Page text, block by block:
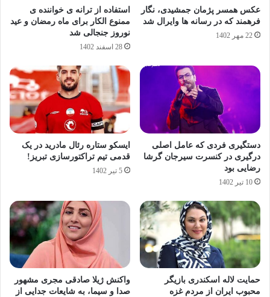
عکس همسر پژمان جمشیدی، نگار
فرهمند که در رسانه ها وایرال شد
22 مهر 1402
استفاده از ترانه ی خواننده ی
ممنوع‌ الکار برای ماه رمضان و عید
نوروز جنجالی شد
28 اسفند 1402
دستگیری فردی که عامل اصلی
درگیری در کنسرت سیرجان گرشا
رضایی بود
10 تیر 1402
ایسکو ستاره رئال مادرید در یک
قدمی تیم تراکتورسازی تبریز!
5 تیر 1402
حمایت لاله اسکندری بازیگر
محبوب ایران از مردم غزه
واکنش ژیلا صادقی مجری مشهور
صدا و سیما، به شایعات جدایی از